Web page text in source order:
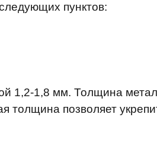
пунктов:
1,2-1,8 мм. Толщина
позволяет